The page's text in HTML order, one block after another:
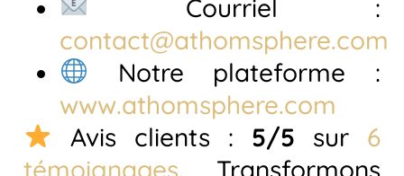
Courriel :
contact@athomsphere.com
Notre plateforme :
www.athomsphere.com
Avis clients : 5/5 sur 6
témoignages . Transformons